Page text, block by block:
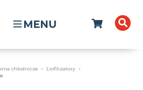
MENU
chłodnicze
Liofilizatory